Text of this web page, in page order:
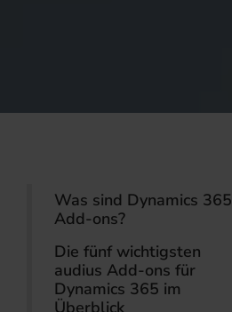
Was sind Dynamics 365
Add-ons?
Die fünf wichtigsten
audius Add-ons für
Dynamics 365 im
Überblick